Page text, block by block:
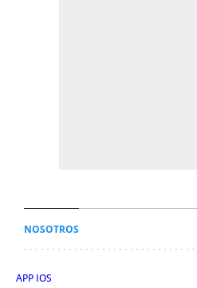
NOSOTROS
APP IOS